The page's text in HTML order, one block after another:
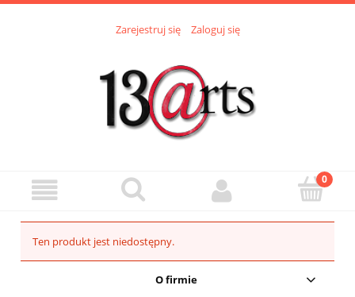
Zarejestruj się Zaloguj się
Ten produkt jest niedostępny.
O firmie